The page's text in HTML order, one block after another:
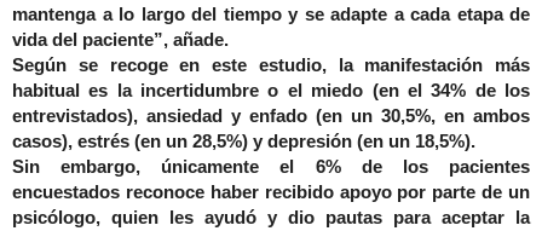
mantenga a lo largo del tiempo y se adapte a cada etapa de
vida del paciente”, añade.
Según se recoge en este estudio, la manifestación más
habitual es la incertidumbre o el miedo (en el 34% de los
entrevistados), ansiedad y enfado (en un 30,5%, en ambos
casos), estrés (en un 28,5%) y depresión (en un 18,5%).
Sin embargo, únicamente el 6% de los pacientes
encuestados reconoce haber recibido apoyo por parte de un
psicólogo, quien les ayudó y dio pautas para aceptar la